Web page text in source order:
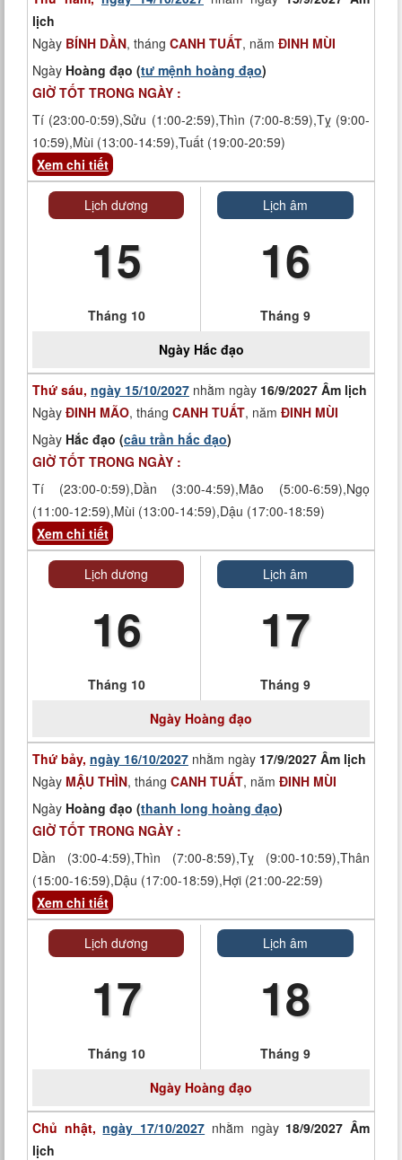
lịch
Ngày BÍNH DẦN, tháng CANH TUẤT, năm ĐINH MÙI
Ngày Hoàng đạo (tư mệnh hoàng đạo)
GIỜ TỐT TRONG NGÀY :
Tí (23:00-0:59),Sửu (1:00-2:59),Thìn (7:00-8:59),Tỵ (9:00-
10:59),Mùi (13:00-14:59),Tuất (19:00-20:59)
Xem chi tiết
Lịch dương
15
Tháng 10
Lịch âm
16
Tháng 9
Ngày Hắc đạo
Thứ sáu, ngày 15/10/2027 nhằm ngày 16/9/2027 Âm lịch
Ngày ĐINH MÃO, tháng CANH TUẤT, năm ĐINH MÙI
Ngày Hắc đạo (câu trần hắc đạo)
GIỜ TỐT TRONG NGÀY :
Tí (23:00-0:59),Dần (3:00-4:59),Mão (5:00-6:59),Ngọ
(11:00-12:59),Mùi (13:00-14:59),Dậu (17:00-18:59)
Xem chi tiết
Lịch dương
16
Tháng 10
Lịch âm
17
Tháng 9
Ngày Hoàng đạo
Thứ bảy, ngày 16/10/2027 nhằm ngày 17/9/2027 Âm lịch
Ngày MẬU THÌN, tháng CANH TUẤT, năm ĐINH MÙI
Ngày Hoàng đạo (thanh long hoàng đạo)
GIỜ TỐT TRONG NGÀY :
Dần (3:00-4:59),Thìn (7:00-8:59),Tỵ (9:00-10:59),Thân
(15:00-16:59),Dậu (17:00-18:59),Hợi (21:00-22:59)
Xem chi tiết
Lịch dương
17
Tháng 10
Lịch âm
18
Tháng 9
Ngày Hoàng đạo
Chủ nhật,ngày 17/10/2027 nhằm ngày 18/9/2027 Âm
lịch